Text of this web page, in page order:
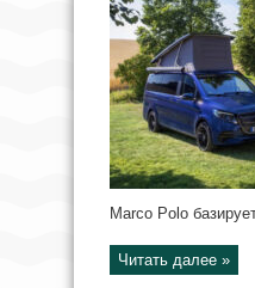
Marco Polo
Читать далее »